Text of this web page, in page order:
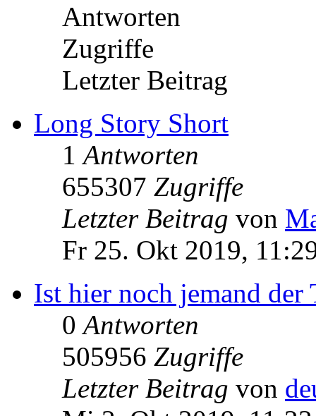
Antworten
Zugriffe
Letzter Beitrag
Long Story Short
1Antworten
655307 Zugriffe
Letzter Beitrag von
Fr 25. Okt 2019,
Ist hier noch jemand der
0Antworten
505956 Zugriffe
Letzter Beitrag von